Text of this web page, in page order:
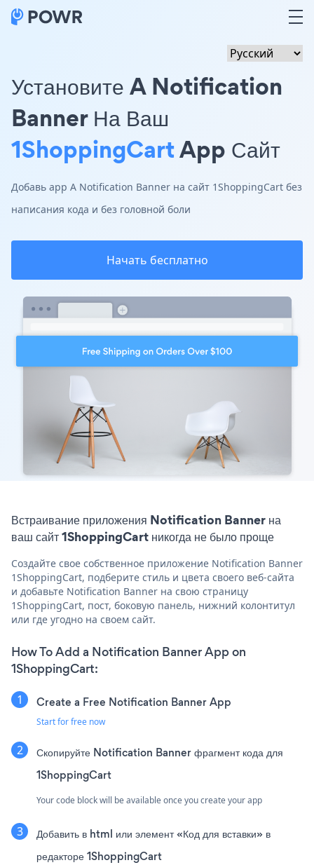
Установите A Notification
Banner На Ваш
1ShoppingCartApp Сайт
Добавь app A Notification Banner на сайт 1ShoppingCart без
написания кода и без головной боли
Начать бесплатно
Встраивание приложения Notification Banner на
ваш сайт 1ShoppingCart никогда не было проще
Создайте свое собственное приложение Notification Banner
1ShoppingCart, подберите стиль и цвета своего веб-сайта
и добавьте Notification Banner на свою страницу
1ShoppingCart, пост, боковую панель, нижний колонтитул
или где угодно на своем сайт.
How To Add a Notification Banner App on
1ShoppingCart:
Create a Free Notification Banner App
Start for free now
Скопируйте Notification Banner фрагмент кода для
1ShoppingCart
Your code block will be available once you create your app
Добавить в html или элемент «Код для вставки» в
редакторе 1ShoppingCart